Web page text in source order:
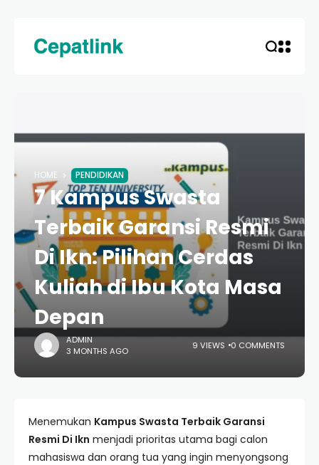
HOME PENDIDIKAN
7 Kampus Swasta
Terbaik Garansi Resmi
Di Ikn: Pilihan Cerdas
Kuliah di Ibu Kota Masa
Depan
ADMIN
3 MONTHS AGO
9 VIEWS 0 COMMENTS
Menemukan Kampus Swasta Terbaik Garansi
Resmi Di Ikn menjadi prioritas utama bagi calon
mahasiswa dan orang tua yang ingin menyongsong